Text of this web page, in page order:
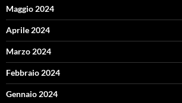
Maggio 2024
Aprile 2024
Marzo 2024
Febbraio 2024
Gennaio 2024